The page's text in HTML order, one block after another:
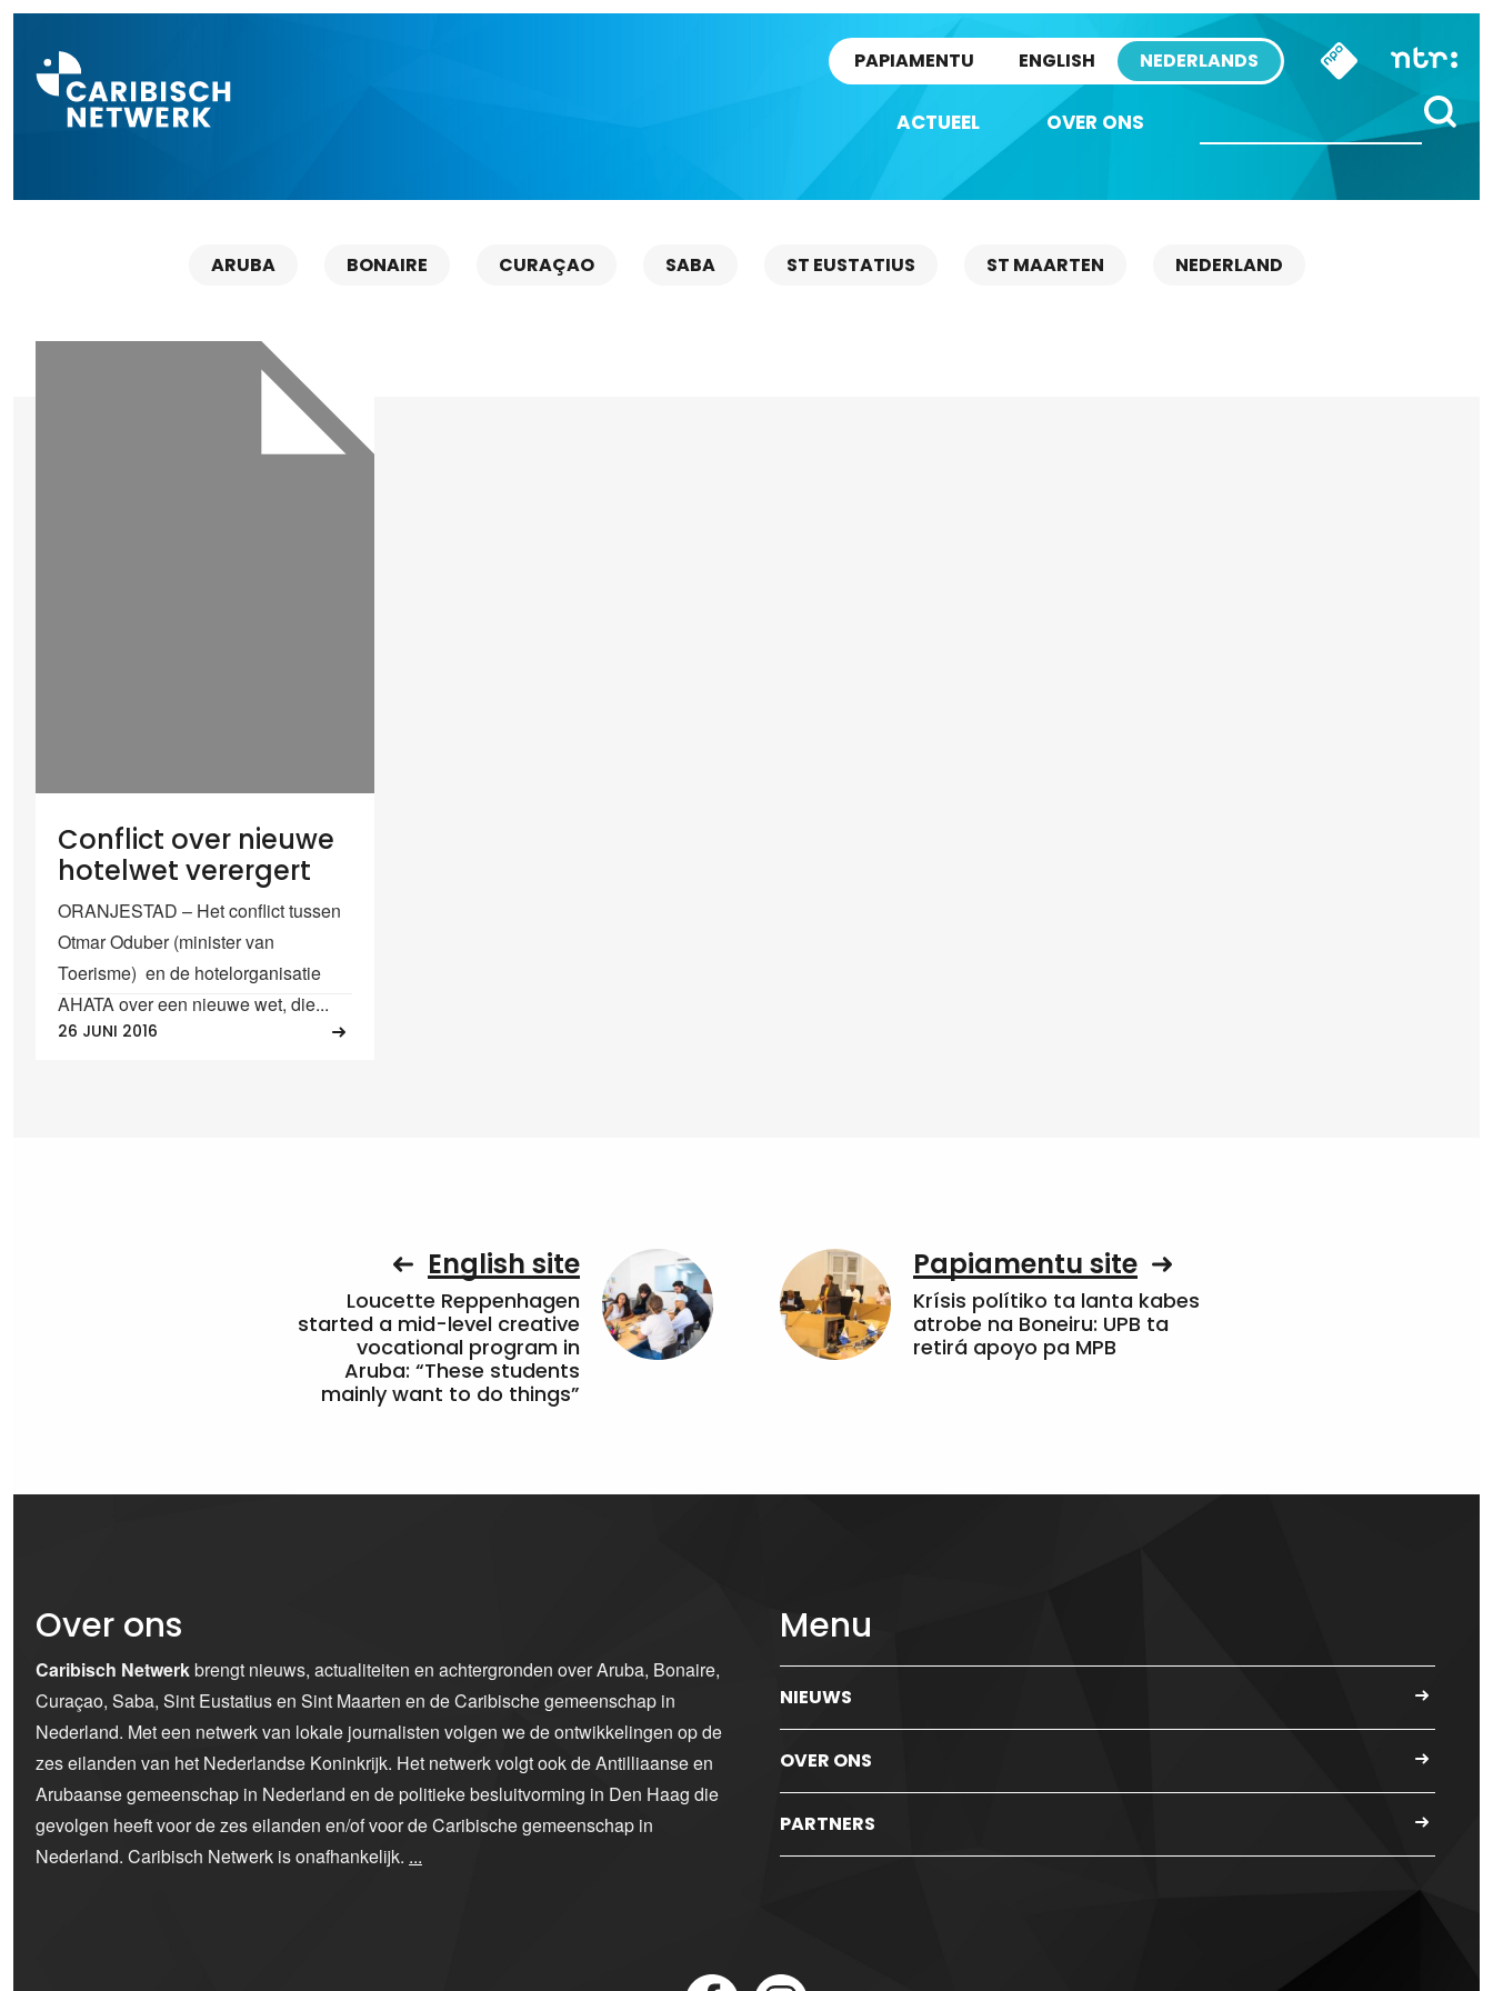
PAPIAMENTU ENGLISH NEDERLANDS
ACTUEEL OVER ONS
ARUBA BONAIRE CURAÇAO SABA ST EUSTATIUS ST MAARTEN NEDERLAND
Conflict over nieuwe
hotelwet verergert
ORANJESTAD – Het conflict tussen
Otmar Oduber (minister van
Toerisme) en de hotelorganisatie
AHATA over een nieuwe wet, die...
26 JUNI 2016
English site
Loucette Reppenhagen
started a mid-level creative
vocational program in
Aruba: “These students
mainly want to do things”
Papiamentu site
Krísis polítiko ta lanta kabes
atrobe na Boneiru: UPB ta
retirá apoyo pa MPB
Over ons
Caribisch Netwerkbrengt nieuws, actualiteiten en achtergronden over Aruba, Bonaire,
Curaçao, Saba, Sint Eustatius en Sint Maarten en de Caribische gemeenschap in
Nederland. Met een netwerk van lokale journalisten volgen we de ontwikkelingen op de
zes eilanden van het Nederlandse Koninkrijk. Het netwerk volgt ook de Antilliaanse en
Arubaanse gemeenschap in Nederland en de politieke besluitvorming in Den Haag die
gevolgen heeft voor de zes eilanden en/of voor de Caribische gemeenschap in
Nederland. Caribisch Netwerk is onafhankelijk. ...
Menu
NIEUWS
OVER ONS
PARTNERS